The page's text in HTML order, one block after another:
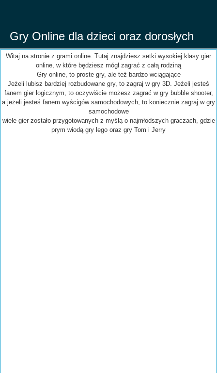
Gry Online dla dzieci oraz dorosłych
Witaj na stronie z grami online. Tutaj znajdziesz setki wysokiej klasy gier
online, w które będziesz mógł zagrać z całą rodziną
Gry online, to proste gry, ale też bardzo wciągające
Jeżeli lubisz bardziej rozbudowane gry, to zagraj w gry 3D. Jeżeli jesteś
fanem gier logicznym, to oczywiście możesz zagrać w gry bubble shooter,
a jeżeli jesteś fanem wyścigów samochodowych, to koniecznie zagraj w gry
samochodowe
wiele gier zostało przygotowanych z myślą o najmłodszych graczach, gdzie
prym wiodą gry lego oraz gry Tom i Jerry